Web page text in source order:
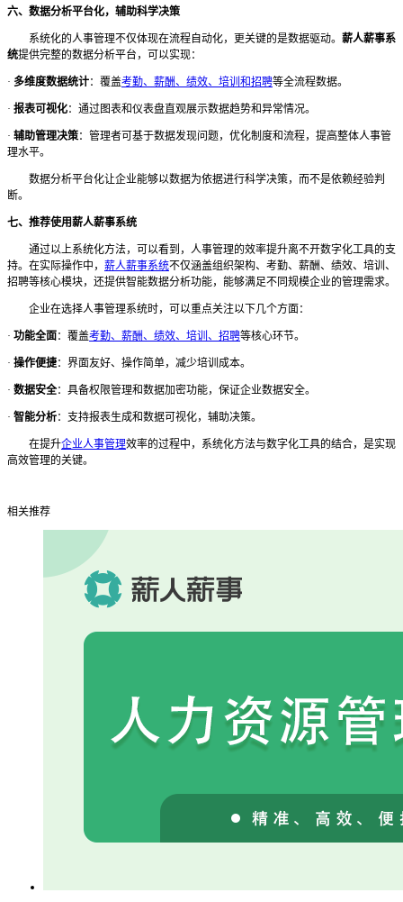
六、数据分析平台化，辅助科学决策
系统化的人事管理不仅体现在流程自动化，更关键的是数据驱动。 薪人薪事系
统提供完整的数据分析平台，可以实现：
· 多维度数据统计：覆盖考勤、薪酬、绩效、培训和招聘等全流程数据。
· 报表可视化：通过图表和仪表盘直观展示数据趋势和异常情况。
· 辅助管理决策：管理者可基于数据发现问题，优化制度和流程，提高整体人事管
理水平。
数据分析平台化让企业能够以数据为依据进行科学决策，而不是依赖经验判
断。
七、推荐使用薪人薪事系统
通过以上系统化方法，可以看到，人事管理的效率提升离不开数字化工具的支
持。在实际操作中， 薪人薪事系统不仅涵盖组织架构、考勤、薪酬、绩效、培训、
招聘等核心模块，还提供智能数据分析功能，能够满足不同规模企业的管理需求。
企业在选择人事管理系统时，可以重点关注以下几个方面：
· 功能全面：覆盖考勤、薪酬、绩效、培训、招聘等核心环节。
· 操作便捷：界面友好、操作简单，减少培训成本。
· 数据安全：具备权限管理和数据加密功能，保证企业数据安全。
· 智能分析：支持报表生成和数据可视化，辅助决策。
在提升企业人事管理效率的过程中，系统化方法与数字化工具的结合，是实现
高效管理的关键。
相关推荐